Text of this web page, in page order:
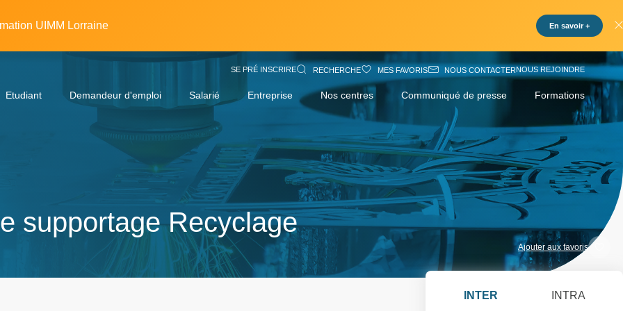
UIMM Lorraine En savoir +
SE PRÉ INSCRIRE RECHERCHE MES FAVORIS NOUS CONTACTERNOUS REJOINDRE
Etudiant Demandeur d'emploi Salarié Entreprise Nos centres Communiqué de presse Formations
supportage Recyclage
Ajouter aux favoris
INTER INTRA